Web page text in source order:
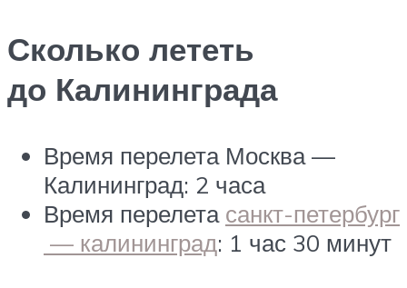
Сколько лететь
до Калининграда
Время перелета Москва —
Калининград: 2 часа
Время перелета санкт-петербург
— калининград: 1 час 30 минут